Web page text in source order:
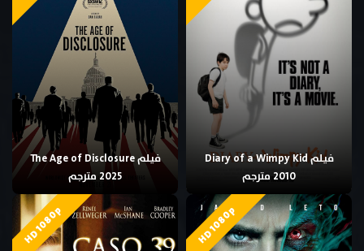
فيلم Diary of a Wimpy Kid
2010 مترجم
فيلم The Age of Disclosure
2025 مترجم
HD 1080p
HD 1080p